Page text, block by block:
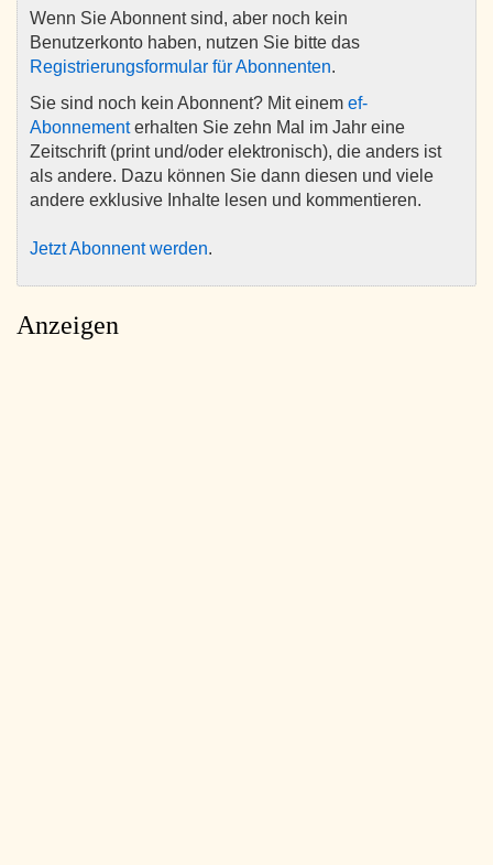
Wenn Sie Abonnent sind, aber noch kein
Benutzerkonto haben, nutzen Sie bitte das
Registrierungsformular für Abonnenten.
Sie sind noch kein Abonnent? Mit einem ef-
Abonnementerhalten Sie zehn Mal im Jahr eine
Zeitschrift (print und/oder elektronisch), die anders ist
als andere. Dazu können Sie dann diesen und viele
andere exklusive Inhalte lesen und kommentieren.
Jetzt Abonnent werden.
Anzeigen